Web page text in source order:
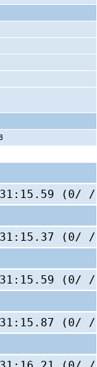
(0/
(0/
(0/
(0/